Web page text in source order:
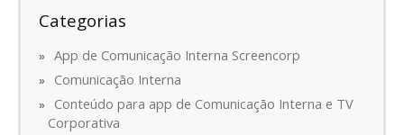
Categorias
App de Comunicação Interna Screencorp
Comunicação Interna
Conteúdo para app de Comunicação Interna e TV
Corporativa